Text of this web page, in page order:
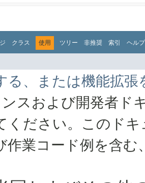
クラス 使用 ツリー 非推奨 索引 ヘルプ
る、または機能拡張
スおよび開発者ド
ください。このド
作業コード例を含